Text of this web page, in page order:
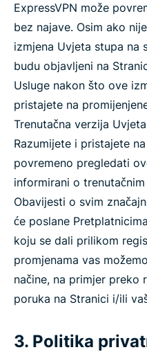
ExpressVPN može
bez najave. Osim ako
izmjena Uvjeta stupa na
budu objavljeni na
Usluge nakon što ove
pristajete na
Trenutačna verzija
Razumijete i pristajete
povremeno pregledati
informirani o
Obavijesti o svim
će poslane
koju se dali prilikom
promjenama vas
načine, na primjer preko
poruka na Stranici i/ili
3. Politika